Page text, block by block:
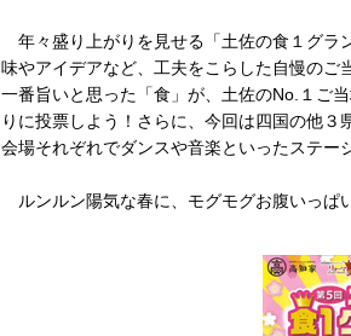
年々盛り上がりを見せる「土佐の食１グラ
味やアイデアなど、工夫をこらした自慢の
一番旨いと思った「食」が、土佐のNo.１ご
りに投票しよう！さらに、今回は四国の他
会場それぞれでダンスや音楽といったステー
ルンルン陽気な春に、モグモグお腹いっぱ